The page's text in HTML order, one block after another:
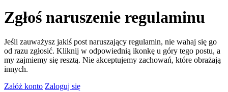
Zgłoś naruszenie regulaminu
Jeśli zauważysz jakiś post naruszający regulamin, nie wahaj się go
od razu zgłosić. Kliknij w odpowiednią ikonkę u góry tego postu, a
my zajmiemy się resztą. Nie akceptujemy zachowań, które obrażają
innych.
Załóż konto Zaloguj się